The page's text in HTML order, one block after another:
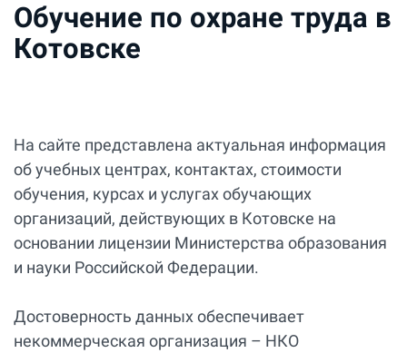
Обучение по охране труда в
Котовске
На сайте представлена актуальная информация
об учебных центрах, контактах, стоимости
обучения, курсах и услугах обучающих
организаций, действующих в Котовске на
основании лицензии Министерства образования
и науки Российской Федерации.
Достоверность данных обеспечивает
некоммерческая организация – НКО